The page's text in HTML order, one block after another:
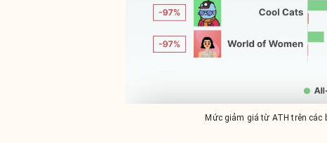
Mức giảm giá từ ATH trên các